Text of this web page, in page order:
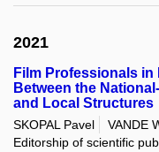
2021
Film Professionals in
Between the
and Local Structures
SKOPAL Pavel
VANDE
Editorship of scientific